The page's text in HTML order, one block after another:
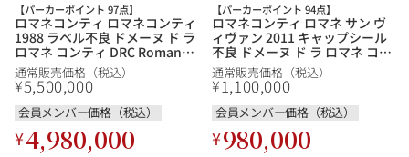
【パーカーポイント 97点】
ロマネコンティ ロマネコンティ
1988 ラベル不良 ドメーヌ ド ラ
ロマネ コンティ DRC Romanee
Conti フランス ブルゴーニュ 赤
ワイン
通常販売価格（税込）
¥5,500,000
会員メンバー価格（税込）
¥4,980,000
【パーカーポイント 94点】
ロマネコンティ ロマネ サン ヴ
ィヴァン 2011 キャップシール
不良 ドメーヌ ド ラ ロマネ コン
ティ ロマネサンヴィヴァン
DRC Romanee St.Vivant フラ
ンス ブルゴーニュ 赤ワイン
通常販売価格（税込）
¥1,100,000
会員メンバー価格（税込）
¥980,000